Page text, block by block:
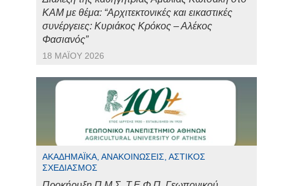
ΚΑΜ με θέμα: “Αρχιτεκτονικές και εικαστικές
συνέργειες: Κυριάκος Κρόκος – Αλέκος
Φασιανός”
18 ΜΑΪ́ΟΥ 2026
ΑΚΑΔΗΜΑΪΚΆ, ΑΝΑΚΟΙΝΏΣΕΙΣ, ΑΣΤΙΚΌΣ
ΣΧΕΔΙΑΣΜΌΣ